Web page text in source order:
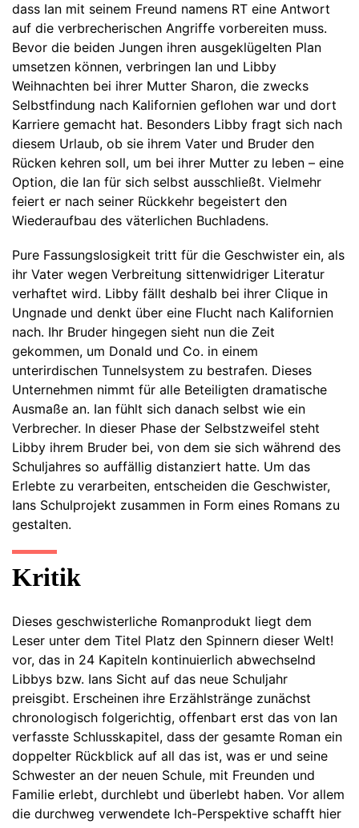
dass Ian mit seinem Freund namens RT eine Antwort
auf die verbrecherischen Angriffe vorbereiten muss.
Bevor die beiden Jungen ihren ausgeklügelten Plan
umsetzen können, verbringen Ian und Libby
Weihnachten bei ihrer Mutter Sharon, die zwecks
Selbstfindung nach Kalifornien geflohen war und dort
Karriere gemacht hat. Besonders Libby fragt sich nach
diesem Urlaub, ob sie ihrem Vater und Bruder den
Rücken kehren soll, um bei ihrer Mutter zu leben – eine
Option, die Ian für sich selbst ausschließt. Vielmehr
feiert er nach seiner Rückkehr begeistert den
Wiederaufbau des väterlichen Buchladens.
Pure Fassungslosigkeit tritt für die Geschwister ein, als
ihr Vater wegen Verbreitung sittenwidriger Literatur
verhaftet wird. Libby fällt deshalb bei ihrer Clique in
Ungnade und denkt über eine Flucht nach Kalifornien
nach. Ihr Bruder hingegen sieht nun die Zeit
gekommen, um Donald und Co. in einem
unterirdischen Tunnelsystem zu bestrafen. Dieses
Unternehmen nimmt für alle Beteiligten dramatische
Ausmaße an. Ian fühlt sich danach selbst wie ein
Verbrecher. In dieser Phase der Selbstzweifel steht
Libby ihrem Bruder bei, von dem sie sich während des
Schuljahres so auffällig distanziert hatte. Um das
Erlebte zu verarbeiten, entscheiden die Geschwister,
Ians Schulprojekt zusammen in Form eines Romans zu
gestalten.
Kritik
Dieses geschwisterliche Romanprodukt liegt dem
Leser unter dem Titel Platz den Spinnern dieser Welt!
vor, das in 24 Kapiteln kontinuierlich abwechselnd
Libbys bzw. Ians Sicht auf das neue Schuljahr
preisgibt. Erscheinen ihre Erzählstränge zunächst
chronologisch folgerichtig, offenbart erst das von Ian
verfasste Schlusskapitel, dass der gesamte Roman ein
doppelter Rückblick auf all das ist, was er und seine
Schwester an der neuen Schule, mit Freunden und
Familie erlebt, durchlebt und überlebt haben. Vor allem
die durchweg verwendete Ich-Perspektive schafft hier